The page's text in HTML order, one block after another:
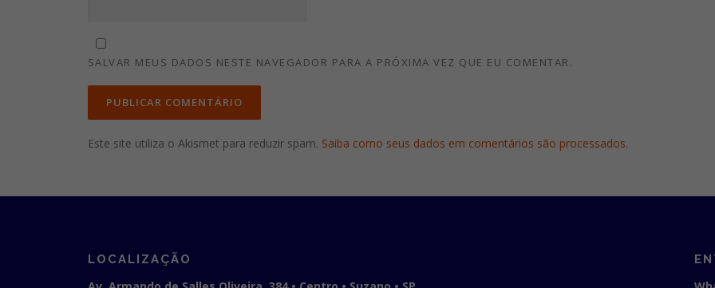
SALVAR MEUS DADOS NESTE NAVEGADOR PARA A PRÓXIMA VEZ QUE EU COMENTAR.
Este site utiliza o Akismet para reduzir spam. Saiba como seus dados em comentários são processados.
LOCALIZAÇÃO